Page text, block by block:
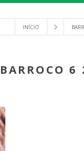
INÍCIO
BARROCO